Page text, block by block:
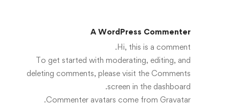
A WordPress Commenter
Hi, this is a comment.
To get started with moderating, editing, and
deleting comments, please visit the Comments
screen in the dashboard.
Commenter avatars come from Gravatar
.